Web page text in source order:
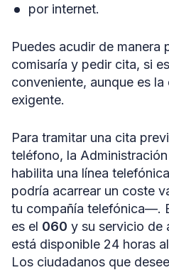
por internet.
Puedes acudir de manera
comisaría y pedir cita, si
conveniente, aunque es
exigente.
Para tramitar una cita
teléfono, la
habilita una línea
podría acarrear un coste
tu compañía telefónica—.
es el 060 y su servicio de
está disponible 24 horas
Los ciudadanos que